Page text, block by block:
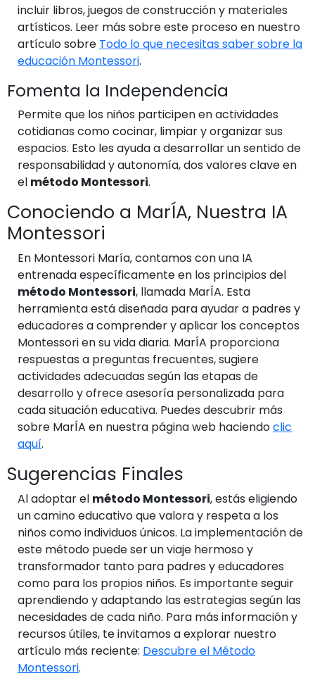
incluir libros, juegos de construcción y materiales
artísticos. Leer más sobre este proceso en nuestro
artículo sobre Todo lo que necesitas saber sobre la
educación Montessori.
Fomenta la Independencia
Permite que los niños participen en actividades
cotidianas como cocinar, limpiar y organizar sus
espacios. Esto les ayuda a desarrollar un sentido de
responsabilidad y autonomía, dos valores clave en
el método Montessori.
Conociendo a MarÍA, Nuestra IA
Montessori
En Montessori María, contamos con una IA
entrenada específicamente en los principios del
método Montessori, llamada MarÍA. Esta
herramienta está diseñada para ayudar a padres y
educadores a comprender y aplicar los conceptos
Montessori en su vida diaria. MarÍA proporciona
respuestas a preguntas frecuentes, sugiere
actividades adecuadas según las etapas de
desarrollo y ofrece asesoría personalizada para
cada situación educativa. Puedes descubrir más
sobre MarÍA en nuestra página web haciendoclic
aquí.
Sugerencias Finales
Al adoptar el método Montessori, estás eligiendo
un camino educativo que valora y respeta a los
niños como individuos únicos. La implementación de
este método puede ser un viaje hermoso y
transformador tanto para padres y educadores
como para los propios niños. Es importante seguir
aprendiendo y adaptando las estrategias según las
necesidades de cada niño. Para más información y
recursos útiles, te invitamos a explorar nuestro
artículo más reciente: Descubre el Método
Montessori.